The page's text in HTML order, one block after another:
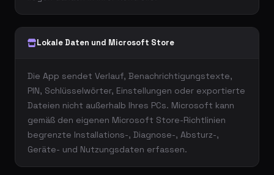
Lokale Daten und Microsoft Store
Die App sendet Verlauf, Benachrichtigungstexte,
PIN, Schlüsselwörter, Einstellungen oder exportierte
Dateien nicht außerhalb Ihres PCs. Microsoft kann
gemäß den eigenen Microsoft Store-Richtlinien
begrenzte Installations-, Diagnose-, Absturz-,
Geräte- und Nutzungsdaten erfassen.